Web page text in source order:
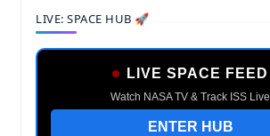
LIVE: SPACE HUB 🚀
LIVE SPACE FEED
Watch NASA TV & Track ISS Live
ENTER HUB